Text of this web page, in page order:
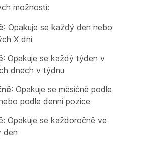
možností:
: Opakuje se každý den nebo
X dní
: Opakuje se každý týden v
dnech v týdnu
: Opakuje se měsíčně podle
podle denní pozice
Opakuje se každoročně ve
den